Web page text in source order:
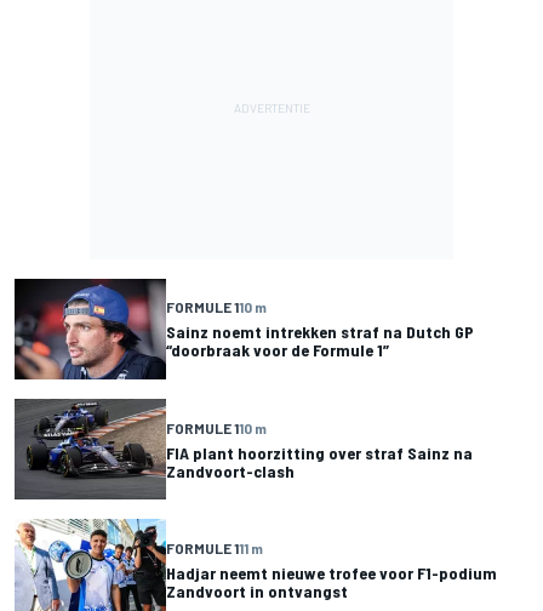
FORMULE 110 m
Sainz noemt intrekken straf na Dutch GP
“doorbraak voor de Formule 1”
FORMULE 110 m
FIA plant hoorzitting over straf Sainz na
Zandvoort-clash
FORMULE 111 m
Hadjar neemt nieuwe trofee voor F1-podium
Zandvoort in ontvangst